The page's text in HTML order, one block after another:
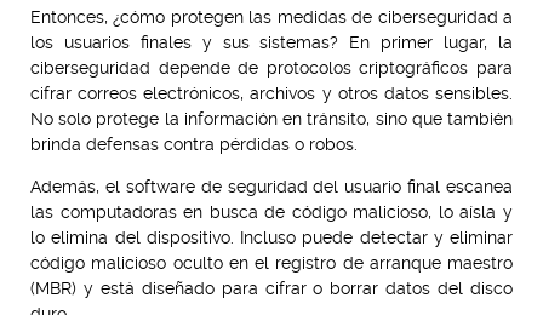
Entonces, ¿cómo protegen las medidas de ciberseguridad a
los usuarios finales y sus sistemas? En primer lugar, la
ciberseguridad depende de protocolos criptográficos para
cifrar correos electrónicos, archivos y otros datos sensibles.
No solo protege la información en tránsito, sino que también
brinda defensas contra pérdidas o robos.
Además, el software de seguridad del usuario final escanea
las computadoras en busca de código malicioso, lo aísla y
lo elimina del dispositivo. Incluso puede detectar y eliminar
código malicioso oculto en el registro de arranque maestro
(MBR) y está diseñado para cifrar o borrar datos del disco